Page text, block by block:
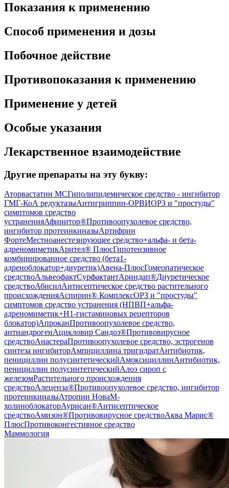
Показания к применению
Способ применения и дозы
Побочное действие
Противопоказания к применению
Применение у детей
Особые указания
Лекарственное взаимодействие
Другие препараты на эту букву:
Аторвастатин МСГиполипидемическое средство - ингибитор
ГМГ-КоА редуктазыАнтигриппин-ОРВИОРЗ и "простуды"
симптомов средство
устраненияАфинитор®Противоопухолевое средство,
ингибитор протеинкиназыАртифрин
ФортеМестноанестезирующее средство+альфа- и бета-
адреномиметикАрител® ПлюсГипотензивное
комбинированное средство (бета1-
адреноблокатор+диуретик)Авена-ПлюсГомеопатическое
средствоАльвеофактСурфактантАриндап®Диуретическое
средствоАбисилАнтисептическое средство растительного
происхожденияАспирин® КомплексОРЗ и "простуды"
симптомов средство устранения (НПВП+альфа-
адреномиметик+H1-гистаминовых рецепторов
блокатор)АпроканПротивоопухолевое средство,
антиандрогенАцикловир Сандоз®Противовирусное
средствоАнастераПротивоопухолевое средство, эстрогенов
синтеза ингибиторАмпициллина тригидратАнтибиотик,
пенициллин полусинтетическийАмоксициллинАнтибиотик,
пенициллин полусинтетическийАлоэ сироп с
железомРастительного происхождения
средствоАлеценза®Противоопухолевое средство, ингибитор
протеинкиназыАтропин НоваМ-
холиноблокаторАурисан®Антисептическое
средствоАмизон®Противовирусное средствоАква Марис®
ПлюсПротивоконгестивное средство
Маммология